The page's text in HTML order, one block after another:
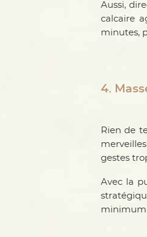
Aussi,
calcaire
minutes,
4.
Rien de
gestes
Avec la
minimum